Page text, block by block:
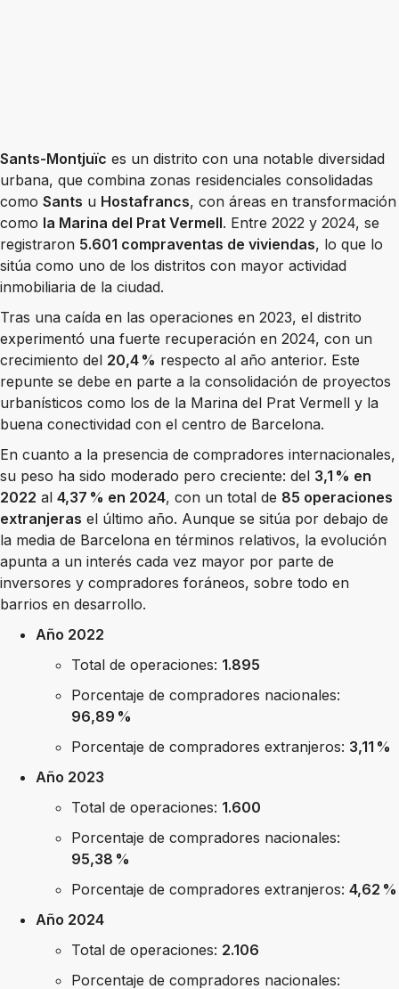
Sants-Montjuïc es un distrito con una notable diversidad
urbana, que combina zonas residenciales consolidadas
como Sants u Hostafrancs, con áreas en transformación
como la Marina del Prat Vermell. Entre 2022 y 2024, se
registraron 5.601 compraventas de viviendas, lo que lo
sitúa como uno de los distritos con mayor actividad
inmobiliaria de la ciudad.
Tras una caída en las operaciones en 2023, el distrito
experimentó una fuerte recuperación en 2024, con un
crecimiento del 20,4 % respecto al año anterior. Este
repunte se debe en parte a la consolidación de proyectos
urbanísticos como los de la Marina del Prat Vermell y la
buena conectividad con el centro de Barcelona.
En cuanto a la presencia de compradores internacionales,
su peso ha sido moderado pero creciente: del 3,1 % en
2022 al 4,37 % en 2024, con un total de 85 operaciones
extranjeras el último año. Aunque se sitúa por debajo de
la media de Barcelona en términos relativos, la evolución
apunta a un interés cada vez mayor por parte de
inversores y compradores foráneos, sobre todo en
barrios en desarrollo.
Año 2022
Total de operaciones: 1.895
Porcentaje de compradores nacionales:
96,89 %
Porcentaje de compradores extranjeros: 3,11 %
Año 2023
Total de operaciones: 1.600
Porcentaje de compradores nacionales:
95,38 %
Porcentaje de compradores extranjeros: 4,62 %
Año 2024
Total de operaciones: 2.106
Porcentaje de compradores nacionales: